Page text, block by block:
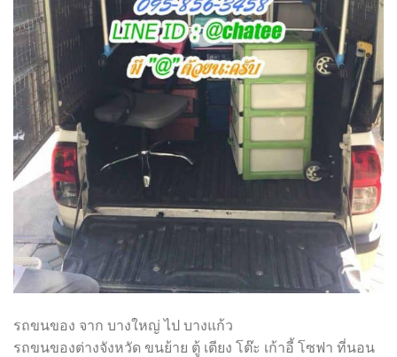
รถขนของ จาก บางใหญ่ ไป บางแก้ว
รถขนของต่างจังหวัด ขนย้าย ตู้ เตียง โต๊ะ เก้าอี้ โซฟา ที่นอน